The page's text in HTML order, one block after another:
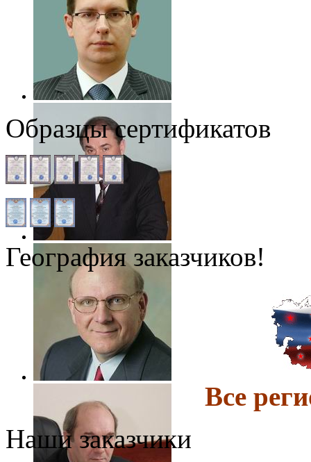
Образцы сертификатов
География заказчиков!
Все
Наши заказчики